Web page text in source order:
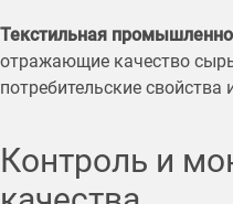
Текстильная
отражающие качество
потребительские свойства
Контроль и